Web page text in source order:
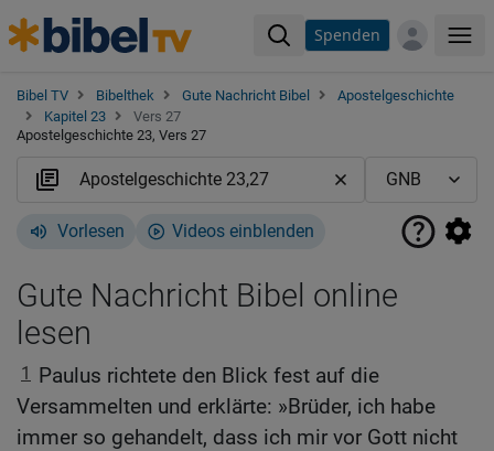
Spenden
Bibel TV Bibelthek Gute Nachricht Bibel
Apostelgeschichte
Kapitel 23
Vers 27
Apostelgeschichte 23, Vers 27
Vorlesen Videos einblenden
Gute Nachricht Bibel online
lesen
1 Paulus richtete den Blick fest auf die
Versammelten und erklärte: »Brüder, ich habe
immer so gehandelt, dass ich mir vor Gott nicht